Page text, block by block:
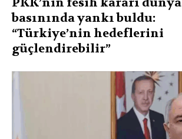
basınında yankı buldu:
“Türkiye’nin hedeflerini
güçlendirebilir”